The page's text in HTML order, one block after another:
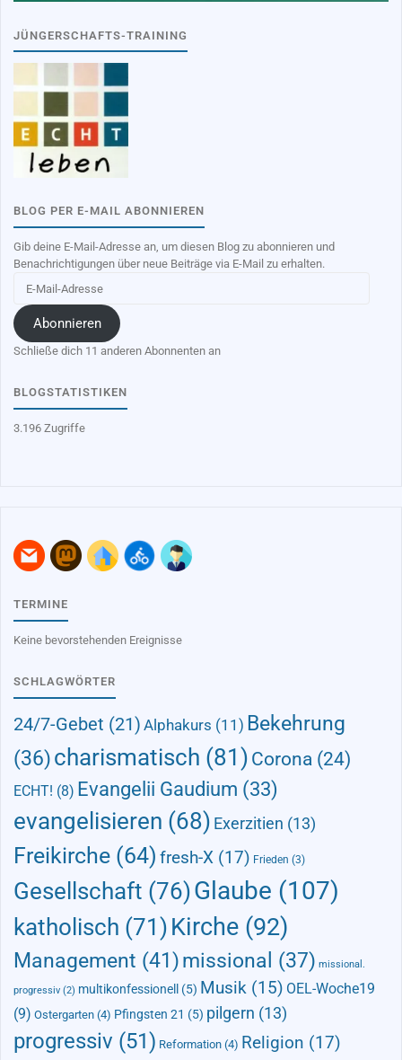
JÜNGERSCHAFTS-TRAINING
BLOG PER E-MAIL ABONNIEREN
Gib deine E-Mail-Adresse an, um diesen Blog zu abonnieren und
Benachrichtigungen über neue Beiträge via E-Mail zu erhalten.
Mail-
Adresse
Abonnieren
Schließe dich 11 anderen Abonnenten an
BLOGSTATISTIKEN
3.196 Zugriffe
TERMINE
Keine bevorstehenden Ereignisse
SCHLAGWÖRTER
24/7-Gebet (21) Alphakurs (11) Bekehrung
(36)charismatisch (81) Corona (24)
ECHT! (8) Evangelii Gaudium (33)
evangelisieren (68) Exerzitien (13)
Freikirche (64) fresh-X (17) Frieden (3)
Gesellschaft (76)Glaube (107)
katholisch (71) Kirche (92)
Management (41)missional (37) missional.
progressiv (2) multikonfessionell (5) Musik (15) OEL-Woche19
(9) Ostergarten (4) Pfingsten 21 (5) pilgern (13)
progressiv (51) Reformation (4) Religion (17)